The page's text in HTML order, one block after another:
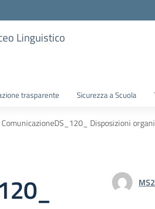
Linguistico
trasparente Sicurezza a Scuola
ComunicazioneDS_120_ Disposizioni